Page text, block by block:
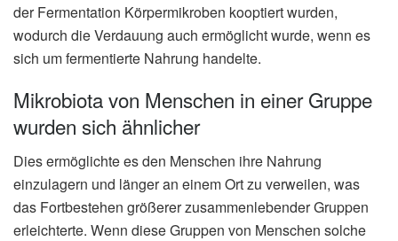
der Fermentation Körpermikroben kooptiert wurden,
wodurch die Verdauung auch ermöglicht wurde, wenn es
sich um fermentierte Nahrung handelte.
Mikrobiota von Menschen in einer Gruppe
wurden sich ähnlicher
Dies ermöglichte es den Menschen ihre Nahrung
einzulagern und länger an einem Ort zu verweilen, was
das Fortbestehen größerer zusammenlebender Gruppen
erleichterte. Wenn diese Gruppen von Menschen solche